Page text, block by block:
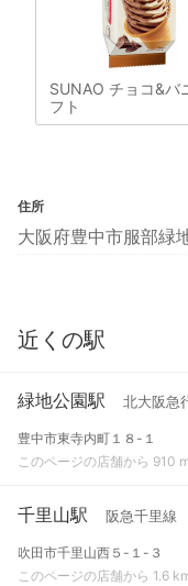
SUNAO チョコ&バ
フト
住所
大阪府豊中市服部緑
近くの駅
緑地公園駅 北大阪急
豊中市東寺内町１８-１
このページの店舗から 910
千里山駅 阪急千里線
吹田市千里山西５-１-３
このページの店舗から 1.6